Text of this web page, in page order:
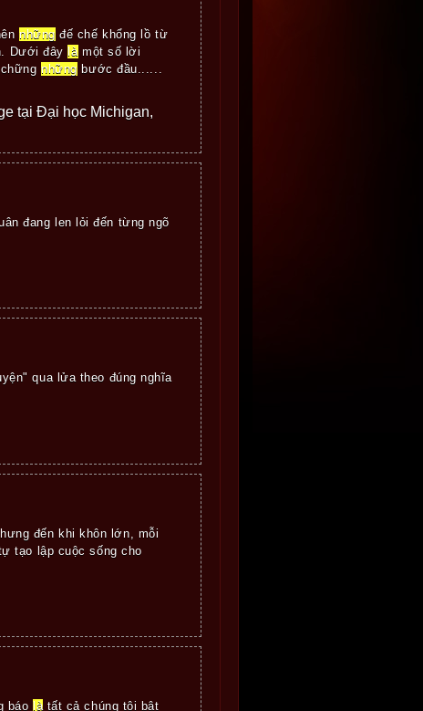
những đế chế khổng lồ từ
Dưới đâylàmột số lời
chữngnhững bước đầu......
tại Đại học Michigan,
đang len lỏi đến từng ngõ
qua lửa theo đúng nghĩa
đến khi khôn lớn, mỗi
tạo lập cuộc sống cho
báo làtất cả chúng tôi bật